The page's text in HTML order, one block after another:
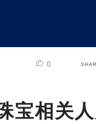
0
宝相关